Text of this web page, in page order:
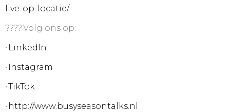
live-op-locatie/
???? Volg ons op:
• LinkedIn
• Instagram
•TikTok
• http://www.busyseasontalks.nl